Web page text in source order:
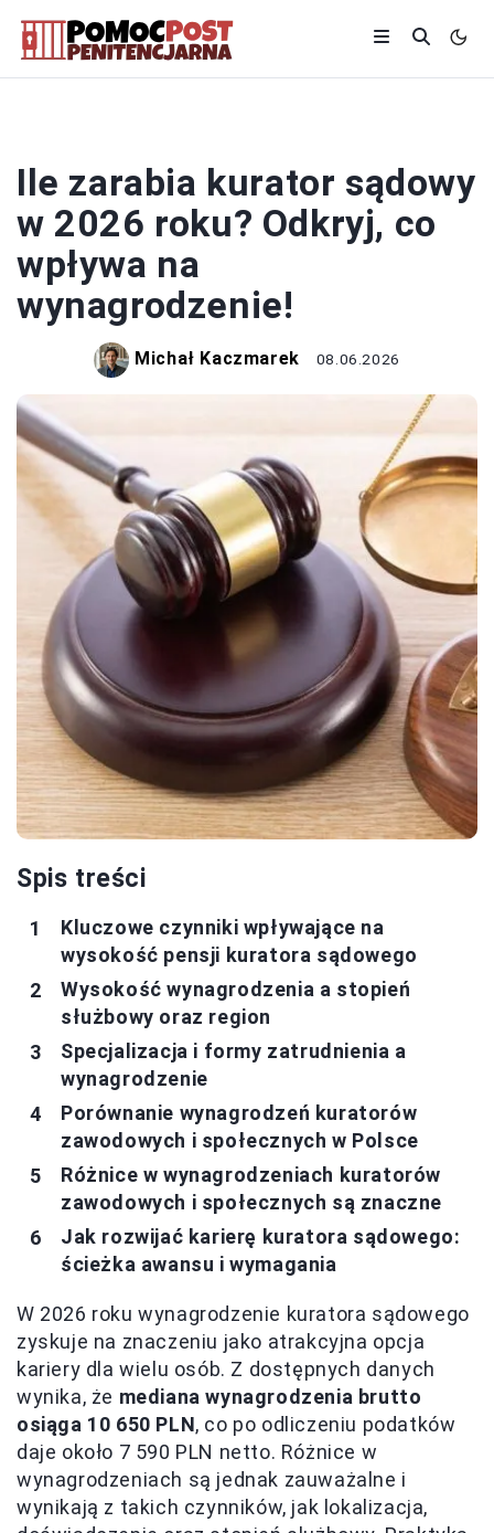
Ile zarabia kurator sądowy
w 2026 roku? Odkryj, co
wpływa na
wynagrodzenie!
Michał Kaczmarek 08.06.2026
Spis treści
Kluczowe czynniki wpływające na
wysokość pensji kuratora sądowego
Wysokość wynagrodzenia a stopień
służbowy oraz region
Specjalizacja i formy zatrudnienia a
wynagrodzenie
Porównanie wynagrodzeń kuratorów
zawodowych i społecznych w Polsce
Różnice w wynagrodzeniach kuratorów
zawodowych i społecznych są znaczne
Jak rozwijać karierę kuratora sądowego:
ścieżka awansu i wymagania
W 2026 roku wynagrodzenie kuratora sądowego
zyskuje na znaczeniu jako atrakcyjna opcja
kariery dla wielu osób. Z dostępnych danych
wynika, że mediana wynagrodzenia brutto
osiąga 10 650 PLN, co po odliczeniu podatków
daje około 7 590 PLN netto. Różnice w
wynagrodzeniach są jednak zauważalne i
wynikają z takich czynników, jak lokalizacja,